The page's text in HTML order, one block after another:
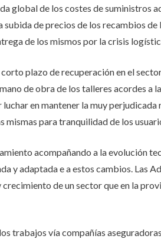
global de los costes de suministros
de precios de los recambios de
de los mismos por la crisis
plazo de recuperación en el
de obra de los talleres acordes a
en mantener la muy
mismas para tranquilidad de los
acompañando a la evolución
y adaptada e a estos cambios. Las
de un sector que en la
trabajos vía compañías